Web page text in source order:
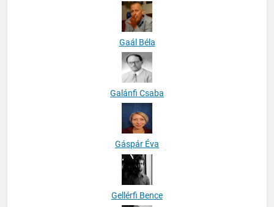
Gaál Béla
Galánfi Csaba
Gáspár Éva
Gellérfi Bence